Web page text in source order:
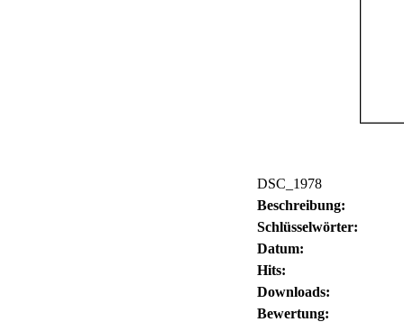
DSC_1978
Beschreibung:
Schlüsselwörter:
Datum:
Hits:
Downloads:
Bewertung: